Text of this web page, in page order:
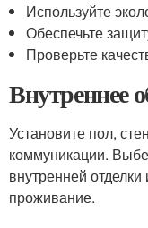
Используйте
Обеспечьте
Проверьте
Внутреннее
Установите пол,
коммуникации.
внутренней
проживание.